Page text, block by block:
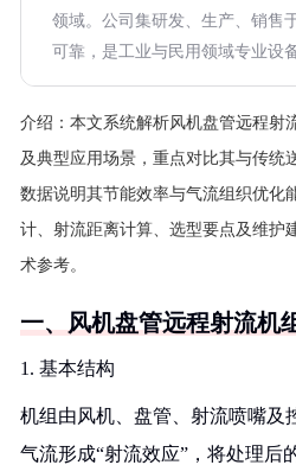
领域。公司集研发、生产、销售
可靠，是工业与民用领域专业设
介绍： 本文系统解析风机盘管远程射
及典型应用场景，重点对比其与传统
数据说明其节能效率与气流组织优化
计、射流距离计算、选型要点及维护
术参考。
一、风机盘管远程射流机
1. 基本结构
机组由风机、盘管、射流喷嘴及
气流形成“射流效应”，将处理后